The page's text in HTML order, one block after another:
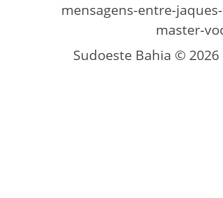
mensagens-entre-
master-
Sudoeste Bahia ©